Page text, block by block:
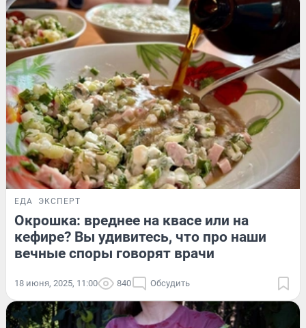
ЕДА ЭКСПЕРТ
Окрошка: вреднее на квасе или на
кефире? Вы удивитесь, что про наши
вечные споры говорят врачи
18 июня, 2025, 11:00 840 Обсудить